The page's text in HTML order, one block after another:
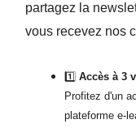
partagez la
vous recevez nos
1️⃣ Accès à 3
Profitez d'un
plateforme e-